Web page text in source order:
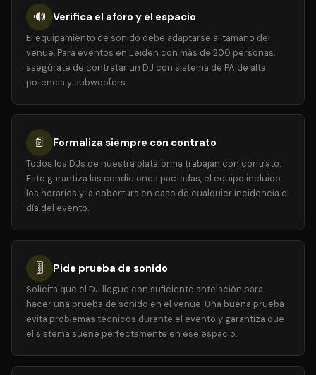
🔊 Verifica el aforo y el espacio
El equipamiento de sonido debe adaptarse al tamaño del
venue. Para eventos en Leiden con más de 200 personas,
asegúrate de contratar un DJ con sistema de PA de alta
potencia y subwoofers.
📄 Formaliza siempre con contrato
Todos los DJs de nuestra plataforma trabajan con contrato.
Esto garantiza las condiciones pactadas, el equipo incluido,
los horarios y la cobertura en caso de cualquier incidencia el
día del evento.
🎚️ Pide prueba de sonido
Solicita que el DJ llegue con suficiente antelación para
hacer una prueba de sonido en el venue. Una buena prueba
evita problemas técnicos durante el evento y garantiza que
el sistema suene perfectamente en ese espacio.